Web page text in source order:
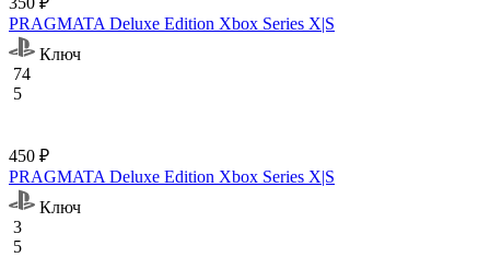
PRAGMATA Deluxe Edition Xbox Series X|S
Ключ
74
5
450 ₽
PRAGMATA Deluxe Edition Xbox Series X|S
Ключ
3
5